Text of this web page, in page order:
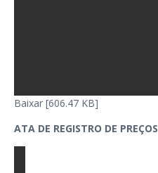
Baixar [606.47 KB]
ATA DE REGISTRO DE PREÇOS